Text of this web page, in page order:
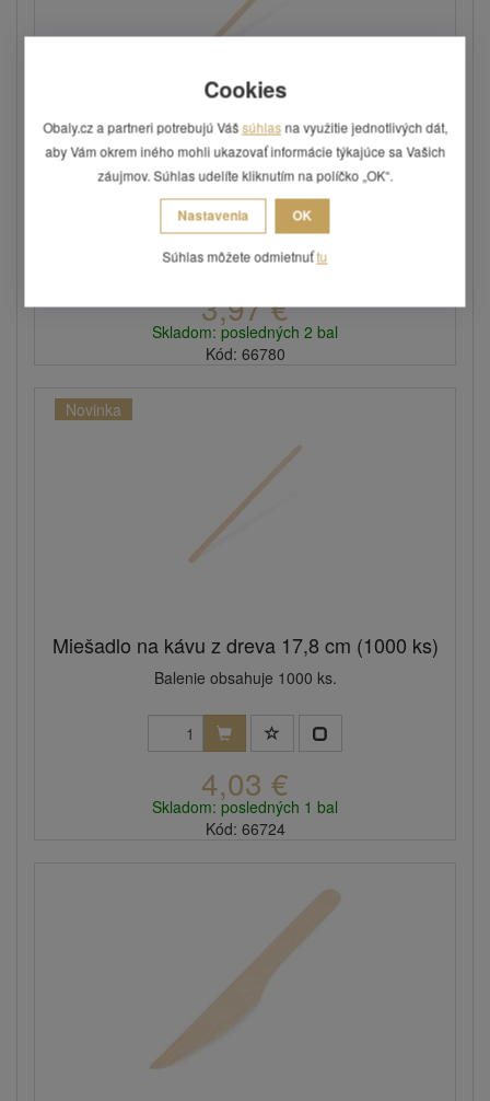
Miešadlo na kávu z dreva 14 cm, jednotlivo
balené ...
Balenie obsahuje 500 ks.
3,97 €
Skladom: posledných 2 bal
Kód: 66780
Novinka
Miešadlo na kávu z dreva 17,8 cm (1000 ks)
Balenie obsahuje 1000 ks.
4,03 €
Skladom: posledných 1 bal
Kód: 66724
Cookies
Obaly.cz a partneri potrebujú Vášsúhlas na využitie jednotlivých dát,
aby Vám okrem iného mohli ukazovať informácie týkajúce sa Vašich
záujmov. Súhlas udelíte kliknutím na políčko „OK“.
Nastavenia OK
Súhlas môžete odmietnuťtu